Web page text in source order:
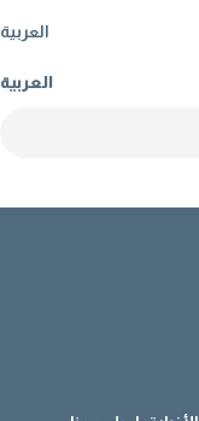
العربية
العربية